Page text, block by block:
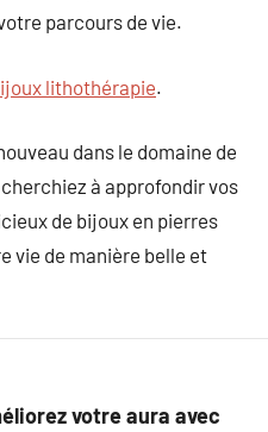
parcours de vie.
lithothérapie.
dans le domaine de
à approfondir vos
de bijoux en pierres
vie de manière belle et
votre aura avec